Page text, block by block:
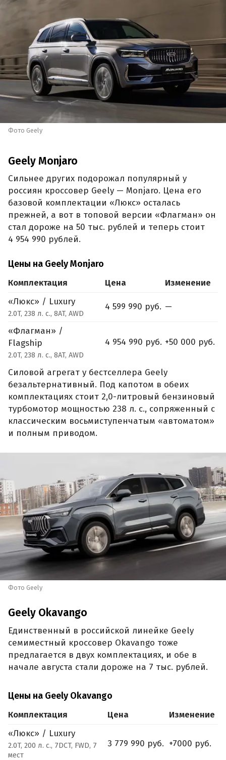
Фото Geely
Geely Monjaro
Сильнее других подорожал популярный у
россиян кроссовер Geely — Monjaro. Цена его
базовой комплектации «Люкс» осталась
прежней, а вот в топовой версии «Флагман» он
стал дороже на 50 тыс. рублей и теперь стоит
4 954 990 рублей.
Цены на Geely Monjaro
Комплектация Цена
Изменение
«Люкс» / Luxury
2.0T, 238 л. с., 8AT, AWD
4 599 990 руб. —
«Флагман» /
Flagship
2.0T, 238 л. с., 8AT, AWD
4 954 990 руб. +50 000 руб.
Силовой агрегат у бестселлера Geely
безальтернативный. Под капотом в обеих
комплектациях стоит 2,0-литровый бензиновый
турбомотор мощностью 238 л. с., сопряженный с
классическим восьмиступенчатым «автоматом»
и полным приводом.
Фото Geely
Geely Okavango
Единственный в российской линейке Geely
семиместный кроссовер Okavango тоже
предлагается в двух комплектациях, и обе в
начале августа стали дороже на 7 тыс. рублей.
Цены на Geely Okavango
Комплектация Цена
Изменение
«Люкс» / Luxury
2.0T, 200 л. с., 7DCT, FWD, 7
мест
3 779 990 руб. +7000 руб.